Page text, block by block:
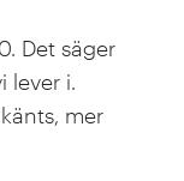
Det säger
lever i.
mer